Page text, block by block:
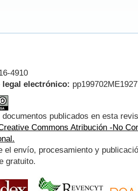
4910
legal electrónico:
documentos publicados en esta
Commons Atribución -No
el envío, procesamiento y
gratuito.